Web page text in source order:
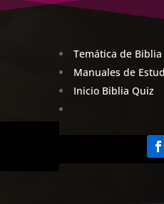
Temática de
Manuales de
Inicio Biblia Quiz